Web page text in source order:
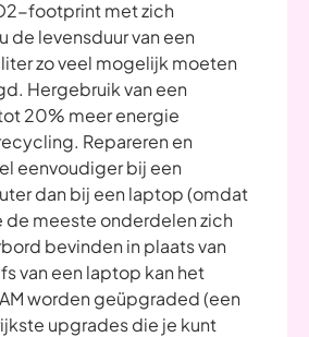
footprint met zich
de levensduur van een
zo veel mogelijk moeten
Hergebruik van een
20% meer energie
Repareren en
eenvoudiger bij een
dan bij een laptop (omdat
de meeste onderdelen zich
bevinden in plaats van
van een laptop kan het
worden geüpgraded (een
upgrades die je kunt